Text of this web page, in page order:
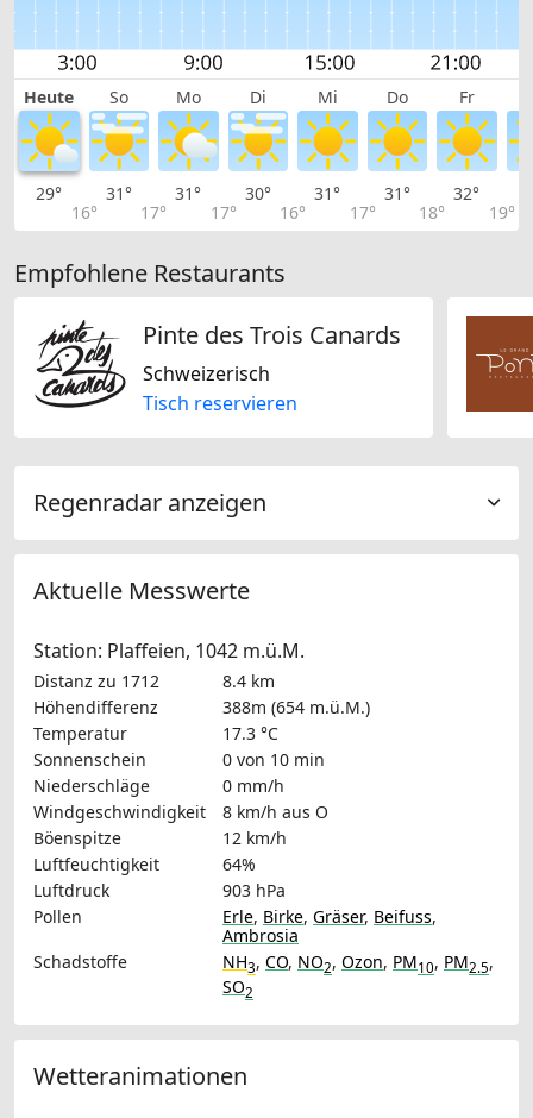
Heute So Mo Di Mi Do Fr
29°
16°
31°
17°
31°
17°
30°
16°
31°
17°
31°
18°
32°
19°
Empfohlene Restaurants
Pinte des Trois Canards
Schweizerisch
Tisch reservieren
Regenradar anzeigen
Aktuelle Messwerte
Station: Plaffeien, 1042 m.ü.M.
Distanz zu 1712
8.4 km
Höhendifferenz
388m (654 m.ü.M.)
Temperatur
17.3 °C
Sonnenschein
0 von 10 min
Niederschläge
0 mm/h
Windgeschwindigkeit
8 km/h aus O
Böenspitze
12 km/h
Luftfeuchtigkeit
64%
Luftdruck
903 hPa
Pollen
Erle, Birke, Gräser, Beifuss,
Ambrosia
Schadstoffe
NH3, CO, NO2, Ozon, PM10, PM2.5,
SO2
Wetteranimationen